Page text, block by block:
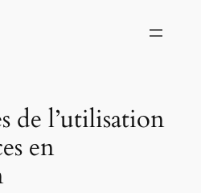
de l’utilisation
en